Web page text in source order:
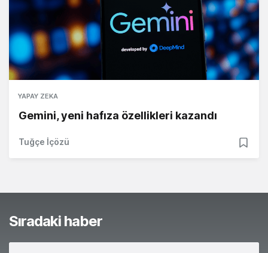
YAPAY ZEKA
Gemini, yeni hafıza özellikleri kazandı
Tuğçe İçözü
Sıradaki haber